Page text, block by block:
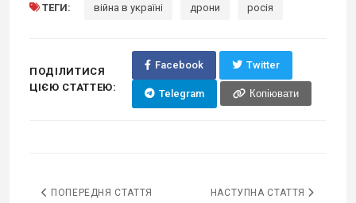
ТЕГИ: війна в україні дрони росія
ПОДІЛИТИСЯ
ЦІЄЮ СТАТТЕЮ:
Facebook Twitter
Telegram Копіювати
ПОПЕРЕДНЯ СТАТТЯ НАСТУПНА СТАТТЯ